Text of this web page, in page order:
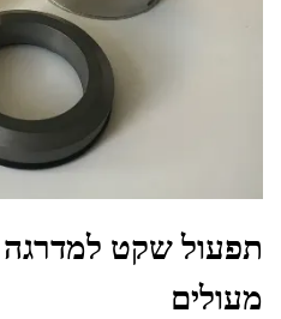
תפעול שקט למדרגה
מעולים